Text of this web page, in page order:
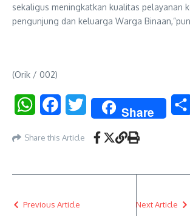
sekaligus meningkatkan kualitas pelayanan
pengunjung dan keluarga Warga
(Orik / 002)
WhatsAppFacebookTwitter Share
Share this Article
Previous Article Next Article